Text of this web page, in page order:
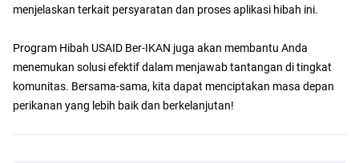
menjelaskan terkait persyaratan dan proses aplikasi hibah ini.
Program Hibah USAID Ber-IKAN juga akan membantu Anda
menemukan solusi efektif dalam menjawab tantangan di tingkat
komunitas. Bersama-sama, kita dapat menciptakan masa depan
perikanan yang lebih baik dan berkelanjutan!